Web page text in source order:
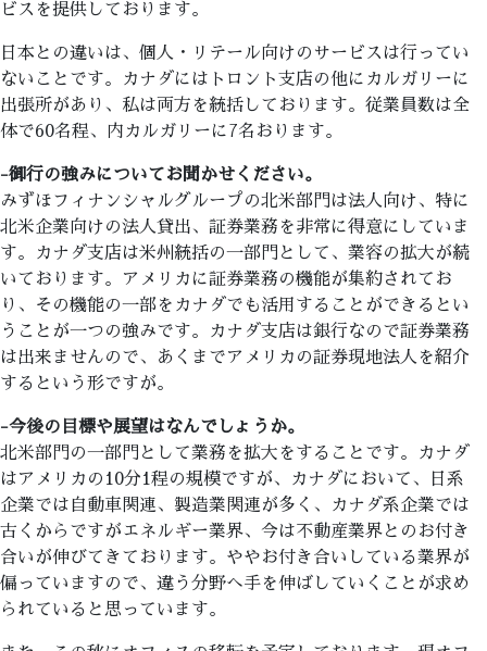
ビスを提供しております。
日本との違いは、個人・リテール向けのサービスは行ってい
ないことです。カナダにはトロント支店の他にカルガリーに
出張所があり、私は両方を統括しております。従業員数は全
体で60名程、内カルガリーに7名おります。
-御行の強みについてお聞かせください。
みずほフィナンシャルグループの北米部門は法人向け、特に
北米企業向けの法人貸出、証券業務を非常に得意にしていま
す。カナダ支店は米州統括の一部門として、業容の拡大が続
いております。アメリカに証券業務の機能が集約されてお
り、その機能の一部をカナダでも活用することができるとい
うことが一つの強みです。カナダ支店は銀行なので証券業務
は出来ませんので、あくまでアメリカの証券現地法人を紹介
するという形ですが。
-今後の目標や展望はなんでしょうか。
北米部門の一部門として業務を拡大をすることです。カナダ
はアメリカの10分1程の規模ですが、カナダにおいて、日系
企業では自動車関連、製造業関連が多く、カナダ系企業では
古くからですがエネルギー業界、今は不動産業界とのお付き
合いが伸びてきております。ややお付き合いしている業界が
偏っていますので、違う分野へ手を伸ばしていくことが求め
られていると思っています。